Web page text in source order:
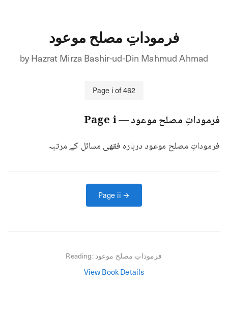
فرموداتِ مصلح موعود
byHazrat Mirza Bashir-ud-Din Mahmud Ahmad
Page iof462
فرموداتِ مصلح موعود— Page
i
فرموداتِ مصلح موعود درباره فقهی مسائل کے مرتبہ
Page ii →
Reading:فرموداتِ مصلح موعود
View Book Details